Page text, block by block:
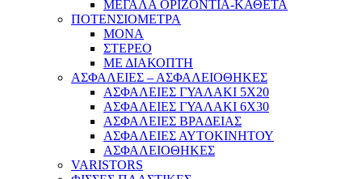
ΜΕΓΑΛΑ ΟΡΙΖΟΝΤΙΑ-ΚΑΘΕΤΑ
ΠΟΤΕΝΣΙΟΜΕΤΡΑ
ΜΟΝΑ
ΣΤΕΡΕΟ
ΜΕ ΔΙΑΚΟΠΤΗ
ΑΣΦΑΛΕΙΕΣ – ΑΣΦΑΛΕΙΟΘΗΚΕΣ
ΑΣΦΑΛΕΙΕΣ ΓΥΑΛΑΚΙ 5Χ20
ΑΣΦΑΛΕΙΕΣ ΓΥΑΛΑΚΙ 6Χ30
ΑΣΦΑΛΕΙΕΣ ΒΡΑΔΕΙΑΣ
ΑΣΦΑΛΕΙΕΣ ΑΥΤΟΚΙΝΗΤΟΥ
ΑΣΦΑΛΕΙΟΘΗΚΕΣ
VARISTORS